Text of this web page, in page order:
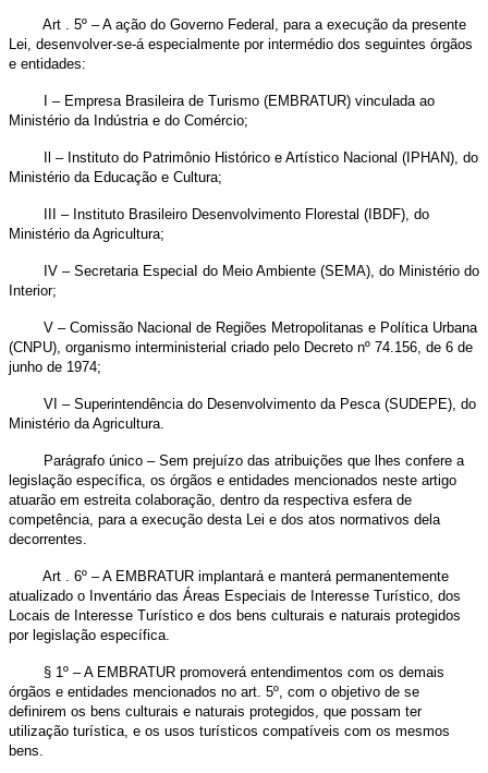
Art . 5º – A ação do Governo Federal, para a execução da presente
Lei, desenvolver-se-á especialmente por intermédio dos seguintes órgãos
e entidades:
I – Empresa Brasileira de Turismo (EMBRATUR) vinculada ao
Ministério da Indústria e do Comércio;
Il – Instituto do Patrimônio Histórico e Artístico Nacional (IPHAN), do
Ministério da Educação e Cultura;
III – Instituto Brasileiro Desenvolvimento Florestal (IBDF), do
Ministério da Agricultura;
IV – Secretaria EspeciaI do Meio Ambiente (SEMA), do Ministério do
Interior;
V – Comissão Nacional de Regiões Metropolitanas e Política Urbana
(CNPU), organismo interministerial criado pelo Decreto nº 74.156, de 6 de
junho de 1974;
VI – Superintendência do Desenvolvimento da Pesca (SUDEPE), do
Ministério da Agricultura.
Parágrafo único – Sem prejuízo das atribuições que lhes confere a
legislação específica, os órgãos e entidades mencionados neste artigo
atuarão em estreita colaboração, dentro da respectiva esfera de
competência, para a execução desta Lei e dos atos normativos dela
decorrentes.
Art . 6º – A EMBRATUR implantará e manterá permanentemente
atualizado o Inventário das Áreas Especiais de Interesse Turístico, dos
Locais de Interesse Turístico e dos bens culturais e naturais protegidos
por legislação específica.
§ 1º – A EMBRATUR promoverá entendimentos com os demais
órgãos e entidades mencionados no art. 5º, com o objetivo de se
definirem os bens culturais e naturais protegidos, que possam ter
utilização turística, e os usos turísticos compatíveis com os mesmos
bens.